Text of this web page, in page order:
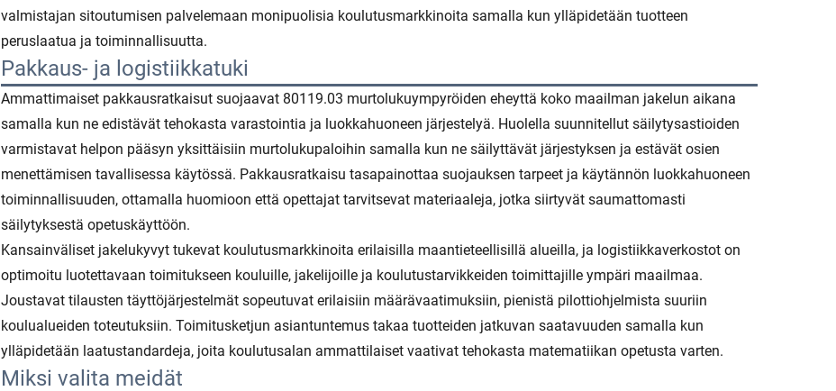
valmistajan sitoutumisen palvelemaan monipuolisia koulutusmarkkinoita samalla kun ylläpidetään tuotteen
peruslaatua ja toiminnallisuutta.
Pakkaus- ja logistiikkatuki
Ammattimaiset pakkausratkaisut suojaavat 80119.03 murtolukuympyröiden eheyttä koko maailman jakelun aikana
samalla kun ne edistävät tehokasta varastointia ja luokkahuoneen järjestelyä. Huolella suunnitellut säilytysastioiden
varmistavat helpon pääsyn yksittäisiin murtolukupaloihin samalla kun ne säilyttävät järjestyksen ja estävät osien
menettämisen tavallisessa käytössä. Pakkausratkaisu tasapainottaa suojauksen tarpeet ja käytännön luokkahuoneen
toiminnallisuuden, ottamalla huomioon että opettajat tarvitsevat materiaaleja, jotka siirtyvät saumattomasti
säilytyksestä opetuskäyttöön.
Kansainväliset jakelukyvyt tukevat koulutusmarkkinoita erilaisilla maantieteellisillä alueilla, ja logistiikkaverkostot on
optimoitu luotettavaan toimitukseen kouluille, jakelijoille ja koulutustarvikkeiden toimittajille ympäri maailmaa.
Joustavat tilausten täyttöjärjestelmät sopeutuvat erilaisiin määrävaatimuksiin, pienistä pilottiohjelmista suuriin
koulualueiden toteutuksiin. Toimitusketjun asiantuntemus takaa tuotteiden jatkuvan saatavuuden samalla kun
ylläpidetään laatustandardeja, joita koulutusalan ammattilaiset vaativat tehokasta matematiikan opetusta varten.
Miksi valita meidät